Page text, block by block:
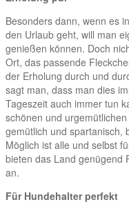
Besonders dann, wenn es
den Urlaub geht, will man
genießen können. Doch
Ort, das passende
der Erholung durch und
sagt man, dass man dies
Tageszeit auch immer tun
schönen und
gemütlich und spartanisch,
Möglich ist alle und selbst
bieten das Land genügend
an.
Für Hundehalter perfekt